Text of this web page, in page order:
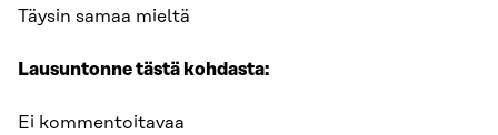
Täysin samaa mieltä
Lausuntonne tästä kohdasta:
Ei kommentoitavaa